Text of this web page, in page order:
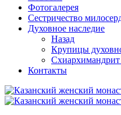
Фотогалерея
Сестричество
Духовное наследие
Назад
Крупицы
Контакты